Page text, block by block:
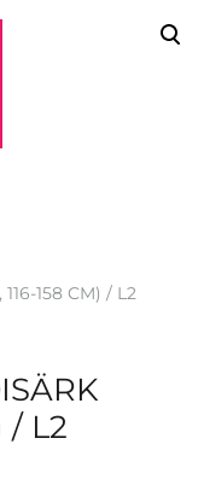
158 CM) / L2
/ L2